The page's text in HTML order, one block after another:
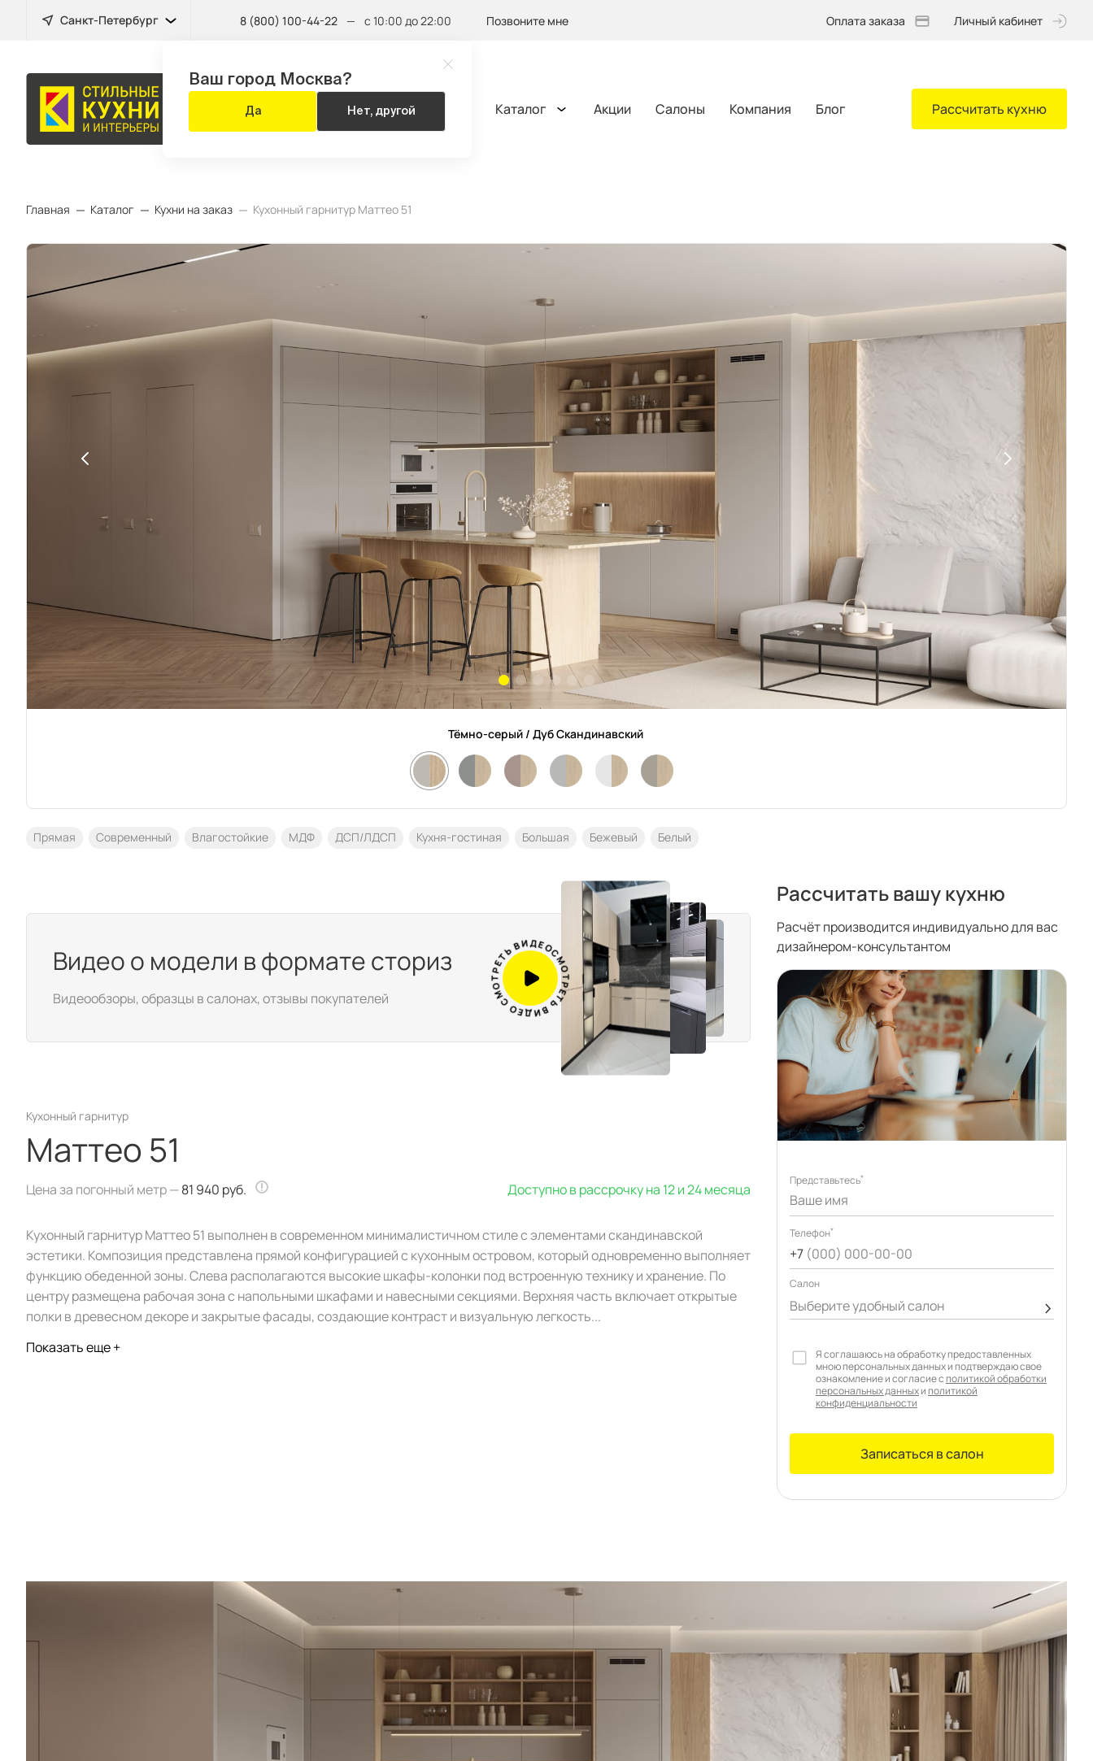
Ваш город Москва?
Да Нет, другой
Санкт-Петербург 8 (800) 100-44-22 — с 10:00 до 22:00 Позвоните мне Оплата заказа Личный кабинет
МЕБЕЛЬ
ДЛЯ ВСЕГО ДОМА Каталог Акции Салоны Компания Блог Рассчитать кухню
Главная Каталог Кухни на заказ Кухонный гарнитур Маттео 51
Тёмно-серый / Дуб Скандинавский
Прямая Современный Влагостойкие МДФ ДСП/ЛДСП Кухня-гостиная Большая Бежевый Белый
Видео о модели в формате сториз
Видеообзоры, образцы в салонах, отзывы покупателей
С
М
О
Т
Р
Е
Т
Ь
В
И
Д
Е
О
С
М
ОТРЕТЬВИД
Е
О
Кухонный гарнитур
Маттео 51
Цена за погонный метр —81 940 руб. Доступно в рассрочку на 12 и 24 месяца
Кухонный гарнитур Маттео 51 выполнен в современном минималистичном стиле с элементами скандинавской
эстетики. Композиция представлена прямой конфигурацией с кухонным островом, который одновременно выполняет
функцию обеденной зоны. Слева располагаются высокие шкафы-колонки под встроенную технику и хранение. По
центру размещена рабочая зона с напольными шкафами и навесными секциями. Верхняя часть включает открытые
полки в древесном декоре и закрытые фасады, создающие контраст и визуальную легкость...
Показать еще +
Рассчитать вашу кухню
Расчёт производится индивидуально для вас
дизайнером-консультантом
Представьтесь*
Телефон*
+7 (000) 000-00-00
Cалон
Выберите удобный салон
Я соглашаюсь на обработку предоставленных
мною персональных данных и подтверждаю свое
ознакомление и согласие сполитикой обработки
персональных данныхиполитикой
конфиденциальности
Записаться в салон